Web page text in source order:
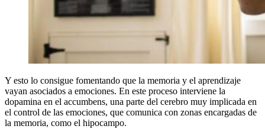
Y esto lo consigue fomentando que la memoria y el aprendizaje
vayan asociados a emociones. En este proceso interviene la
dopamina en el accumbens, una parte del cerebro muy implicada en
el control de las emociones, que comunica con zonas encargadas de
la memoria, como el hipocampo.